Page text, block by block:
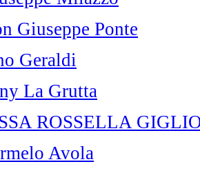
Giuseppe Ponte
Geraldi
La Grutta
ROSSELLA
Avola